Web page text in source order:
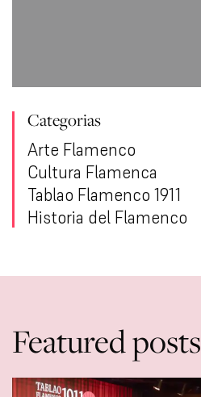
Categorias
Arte Flamenco
Cultura Flamenca
Tablao Flamenco 1911
Historia del Flamenco
Featured posts